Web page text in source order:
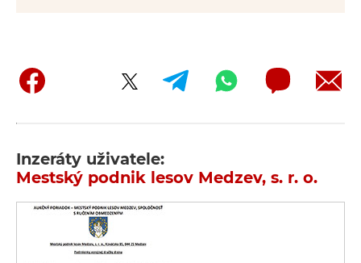
Inzeráty uživatele:
Mestský podnik lesov Medzev, s. r. o.